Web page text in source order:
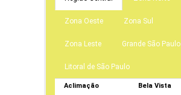
Zona Oeste Zona Sul
Zona Leste Grande São Paulo
Litoral de São Paulo
Aclimação
Bela Vista